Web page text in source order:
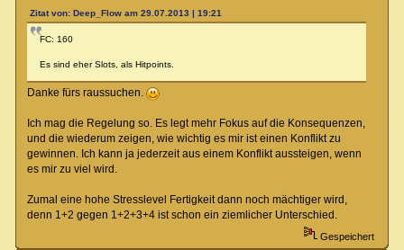
Zitat von: Deep_Flow am 29.07.2013 | 19:21
FC: 160
Es sind eher Slots, als Hitpoints.
Danke fürs raussuchen.
Ich mag die Regelung so. Es legt mehr Fokus auf die Konsequenzen,
und die wiederum zeigen, wie wichtig es mir ist einen Konflikt zu
gewinnen. Ich kann ja jederzeit aus einem Konflikt aussteigen, wenn
es mir zu viel wird.
Zumal eine hohe Stresslevel Fertigkeit dann noch mächtiger wird,
denn 1+2 gegen 1+2+3+4 ist schon ein ziemlicher Unterschied.
Gespeichert